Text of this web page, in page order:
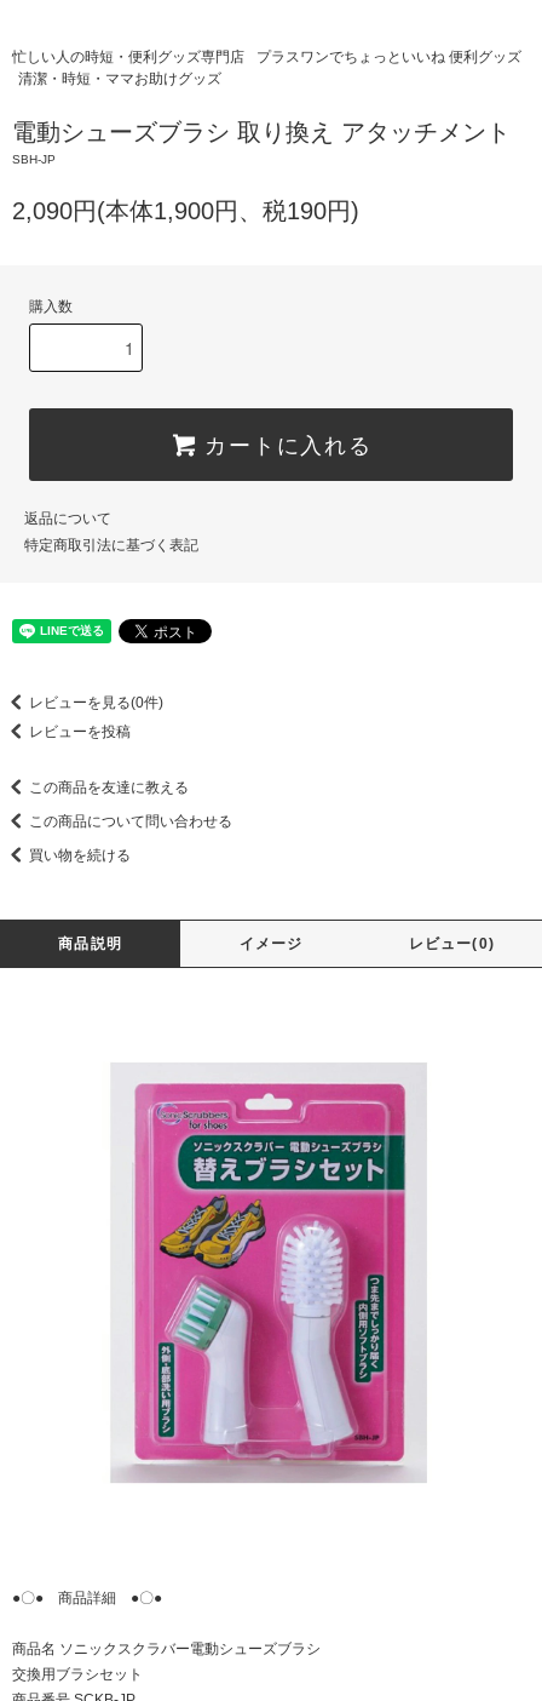
忙しい人の時短・便利グッズ専門店
プラスワンでちょっといいね 便利グッズ
清潔・時短・ママお助けグッズ
電動シューズブラシ 取り換え アタッチメント
SBH-JP
2,090円(本体1,900円、税190円)
購入数
カートに入れる
返品について
特定商取引法に基づく表記
レビューを見る(0件)
レビューを投稿
この商品を友達に教える
この商品について問い合わせる
買い物を続ける
商品説明 イメージ レビュー(0)
●〇● 商品詳細 ●〇●
商品名 ソニックスクラバー電動シューズブラシ
交換用ブラシセット